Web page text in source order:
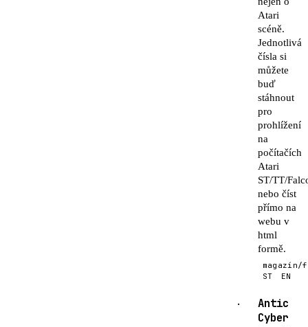
Atari
scéně.
Jednotlivá
čísla si
můžete
buď
stáhnout
pro
prohlížení
na
počítačích
Atari
ST/TT/
nebo číst
přímo na
webu v
html
formě.
magazín/
ST
EN
·
Antic
Cyber